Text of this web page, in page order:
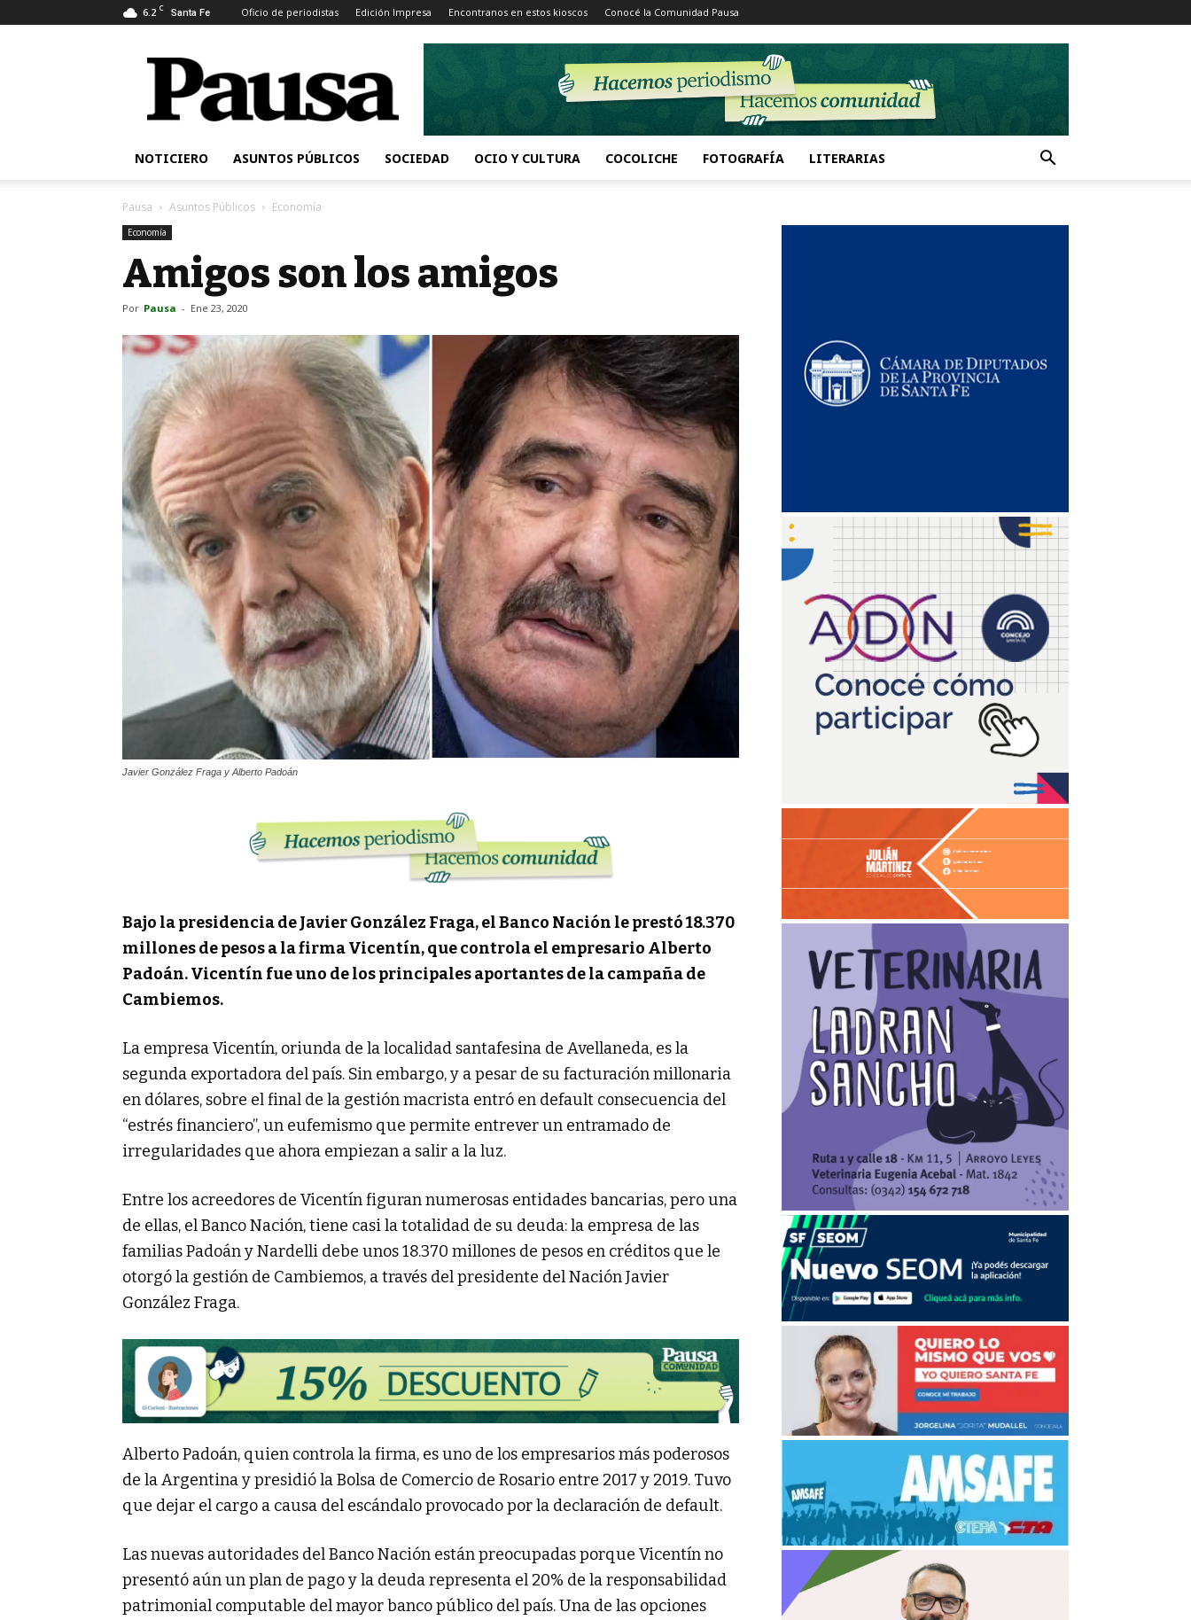
6.2 C Santa Fe Oficio de periodistas Edición Impresa Encontranos en estos kioscos Conocé la Comunidad Pausa
Pausa
NOTICIERO ASUNTOS PÚBLICOS SOCIEDAD OCIO Y CULTURA COCOLICHE FOTOGRAFÍA LITERARIAS
Pausa Asuntos Públicos Economía
Economía
Amigos son los amigos
Por Pausa - Ene 23, 2020
Javier González Fraga y Alberto Padoán
Bajo la presidencia de Javier González Fraga, el Banco Nación le prestó 18.370
millones de pesos a la firma Vicentín, que controla el empresario Alberto
Padoán. Vicentín fue uno de los principales aportantes de la campaña de
Cambiemos.
La empresa Vicentín, oriunda de la localidad santafesina de Avellaneda, es la
segunda exportadora del país. Sin embargo, y a pesar de su facturación millonaria
en dólares, sobre el final de la gestión macrista entró en default consecuencia del
“estrés financiero”, un eufemismo que permite entrever un entramado de
irregularidades que ahora empiezan a salir a la luz.
Entre los acreedores de Vicentín figuran numerosas entidades bancarias, pero una
de ellas, el Banco Nación, tiene casi la totalidad de su deuda: la empresa de las
familias Padoán y Nardelli debe unos 18.370 millones de pesos en créditos que le
otorgó la gestión de Cambiemos, a través del presidente del Nación Javier
González Fraga.
Alberto Padoán, quien controla la firma, es uno de los empresarios más poderosos
de la Argentina y presidió la Bolsa de Comercio de Rosario entre 2017 y 2019. Tuvo
que dejar el cargo a causa del escándalo provocado por la declaración de default.
Las nuevas autoridades del Banco Nación están preocupadas porque Vicentín no
presentó aún un plan de pago y la deuda representa el 20% de la responsabilidad
patrimonial computable del mayor banco público del país. Una de las opciones